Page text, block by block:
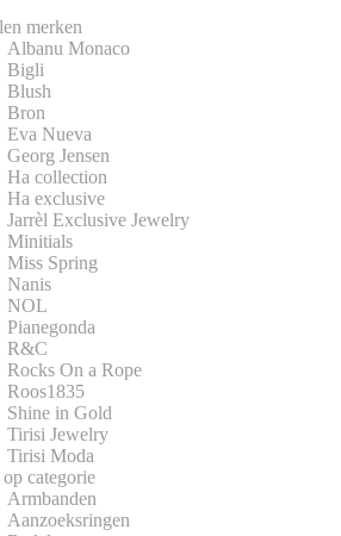
merken
Albanu Monaco
Bigli
Blush
Bron
Eva Nueva
Georg Jensen
Ha collection
Ha exclusive
Jarrèl Exclusive Jewelry
Minitials
Miss Spring
Nanis
NOL
Pianegonda
R&C
Rocks On a Rope
Roos1835
Shine in Gold
Tirisi Jewelry
Tirisi Moda
categorie
Armbanden
Aanzoeksringen